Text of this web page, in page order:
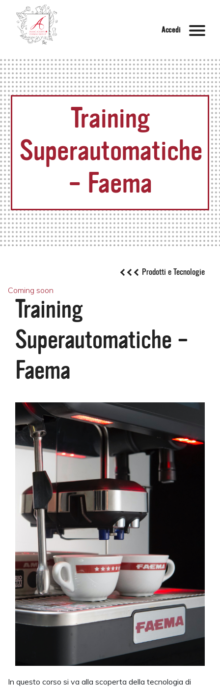
Accedi
Training
Superautomatiche
– Faema
Prodotti e Tecnologie
Coming soon
Training
Superautomatiche –
Faema
In questo corso si va alla scoperta della tecnologia di